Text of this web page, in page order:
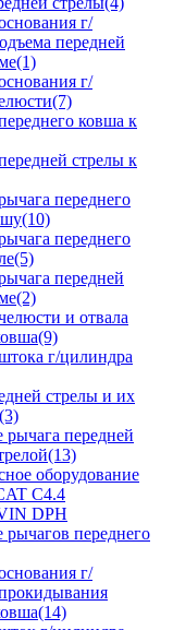
г/
передней
г/
ковша к
стрелы к
переднего
переднего
передней
и отвала
г/цилиндра
стрелы и их
передней
оборудование
C4.4
DPH
рычагов переднего
г/